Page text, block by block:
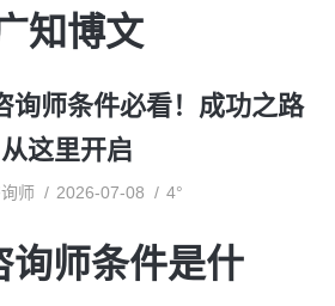
知博文
询师条件必看！成功之路
从这里开启
师 2026-07-08 4°
询师条件是什